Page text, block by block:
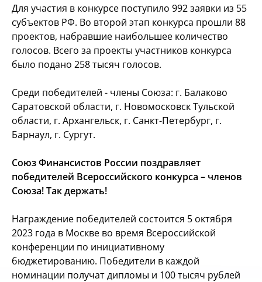
Для участия в конкурсе поступило 992 заявки из 55
субъектов РФ. Во второй этап конкурса прошли 88
проектов, набравшие наибольшее количество
голосов. Всего за проекты участников конкурса
было подано 258 тысяч голосов.
Среди победителей - члены Союза: г. Балаково
Саратовской области, г. Новомосковск Тульской
области, г. Архангельск, г. Санкт-Петербург, г.
Барнаул, г. Сургут.
Союз Финансистов России поздравляет
победителей Всероссийского конкурса – членов
Союза! Так держать!
Награждение победителей состоится 5 октября
2023 года в Москве во время Всероссийской
конференции по инициативному
бюджетированию. Победители в каждой
номинации получат дипломы и 100 тысяч рублей